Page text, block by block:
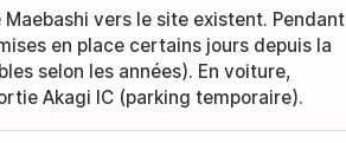
vers le site existent. Pendant
en place certains jours depuis la
selon les années). En voiture,
Akagi IC (parking temporaire).